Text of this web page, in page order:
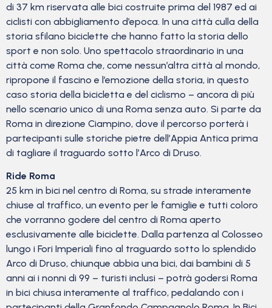
di 37 km riservata alle bici costruite prima del 1987 ed ai
ciclisti con abbigliamento d’epoca. In una città culla della
storia sfilano biciclette che hanno fatto la storia dello
sport e non solo. Uno spettacolo straordinario in una
città come Roma che, come nessun’altra città al mondo,
ripropone il fascino e l’emozione della storia, in questo
caso storia della bicicletta e del ciclismo – ancora di più
nello scenario unico di una Roma senza auto. Si parte da
Roma in direzione Ciampino, dove il percorso porterà i
partecipanti sulle storiche pietre dell’Appia Antica prima
di tagliare il traguardo sotto l’Arco di Druso.
Ride Roma
25 km in bici nel centro di Roma, su strade interamente
chiuse al traffico, un evento per le famiglie e tutti coloro
che vorranno godere del centro di Roma aperto
esclusivamente alle biciclette. Dalla partenza al Colosseo
lungo i Fori Imperiali fino al traguardo sotto lo splendido
Arco di Druso, chiunque abbia una bici, dai bambini di 5
anni ai i nonni di 99 – turisti inclusi – potrà godersi Roma
in bici chiusa interamente al traffico, pedalando con i